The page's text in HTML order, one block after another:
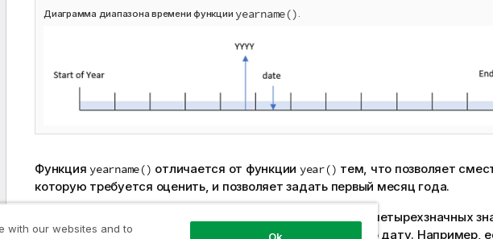
Диаграмма диапазона времени функции yearname()
Функция yearname() отличается от функции year() тем, что позволяет
которую требуется оценить, и позволяет задать первый месяц года.
Если первый месяц года не январь, функция вернет два четырехзначных
в течение двенадцатимесячного периода, содержащего дату. Например,
with our websites and to